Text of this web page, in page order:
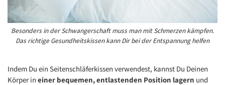
Besonders in der Schwangerschaft muss man mit Schmerzen kämpfen.
Das richtige Gesundheitskissen kann Dir bei der Entspannung helfen
Indem Du ein Seitenschläferkissen verwendest, kannst Du Deinen
Körper in einer bequemen, entlastenden Position lagern und